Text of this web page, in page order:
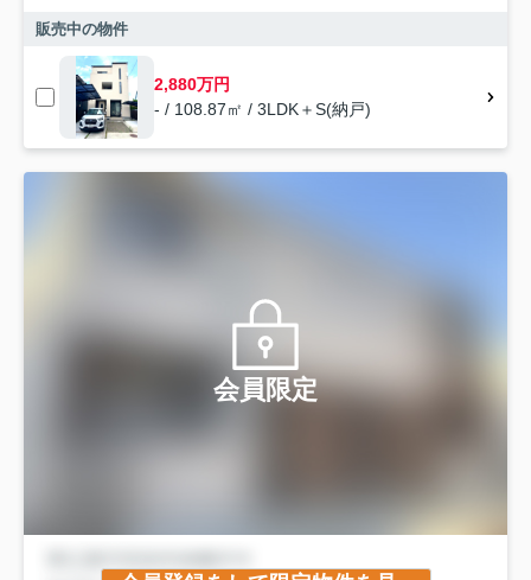
販売中の物件
2,880万円
- / 108.87㎡ / 3LDK＋S(納戸)
会員限定